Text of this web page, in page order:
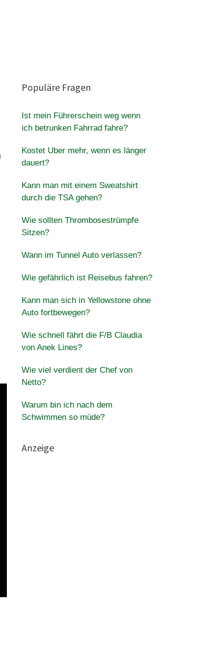
Populäre Fragen
Ist mein Führerschein weg wenn
ich betrunken Fahrrad fahre?
Kostet Uber mehr, wenn es länger
dauert?
Kann man mit einem Sweatshirt
durch die TSA gehen?
Wie sollten Thrombosestrümpfe
Sitzen?
Wann im Tunnel Auto verlassen?
Wie gefährlich ist Reisebus fahren?
Kann man sich in Yellowstone ohne
Auto fortbewegen?
Wie schnell fährt die F/B Claudia
von Anek Lines?
Wie viel verdient der Chef von
Netto?
Warum bin ich nach dem
Schwimmen so müde?
Anzeige